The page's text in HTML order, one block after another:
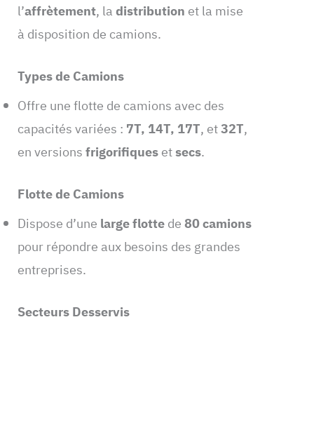
l’affrètement, ladistribution et la mise
à disposition de camions.
Types de Camions
Offre une flotte de camions avec des
capacités variées : 7T, 14T, 17T, et32T,
en versionsfrigorifiquesetsecs.
Flotte de Camions
Dispose d’une large flottede80 camions
pour répondre aux besoins des grandes
entreprises.
Secteurs Desservis